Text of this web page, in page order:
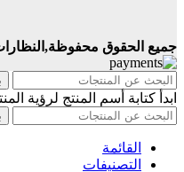
جميع الحقوق محفوظة,النظارات
ابدأ كتابة أسم المنتج لرؤية
القائمة
التصنيفات